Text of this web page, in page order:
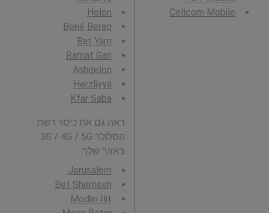
Cellcom Mobile
H̱olon
Bené Beraq
Bat Yam
Ramat Gan
Ashqelon
Herzliyya
Kfar Saba
ראה גם את כיסוי רשת
הסלולר 3G / 4G / 5G
באזור שלך:
Jerusalem
Bet Shemesh
Modiin Ilit